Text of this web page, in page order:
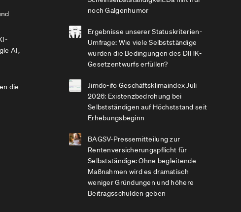
AI,
die
noch Galgenhumor
Ergebnisse unserer Statuskriterien-
Umfrage: Wie viele Selbstständige
würden die Bedingungen des DIHK-
Gesetzentwurfs erfüllen?
Jimdo-ifo Geschäftsklimaindex Juli
2026: Existenzbedrohung bei
Selbstständigen auf Höchststand seit
Erhebungsbeginn
BAGSV-Pressemitteilung zur
Rentenversicherungspflicht für
Selbstständige: Ohne begleitende
Maßnahmen wird es dramatisch
weniger Gründungen und höhere
Beitragsschulden geben